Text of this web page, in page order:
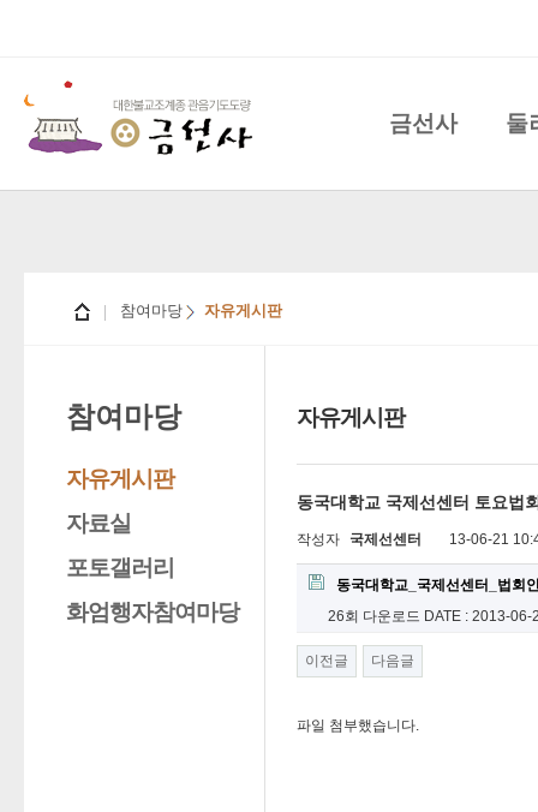
금선사 둘
참여마당 자유게시판
참여마당
자유게시판
자료실
포토갤러리
화엄행자참여마당
자유게시판
동국대학교 국제선센터 토요법
작성자 국제선센터 13-06-21
동국대학교_국제선센터_법회
26회 다운로드 DATE : 2013-
이전글 다음글
파일 첨부했습니다.